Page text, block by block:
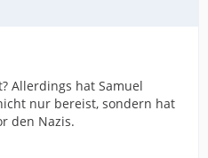
Allerdings hat Samuel
nur bereist, sondern hat
den Nazis.